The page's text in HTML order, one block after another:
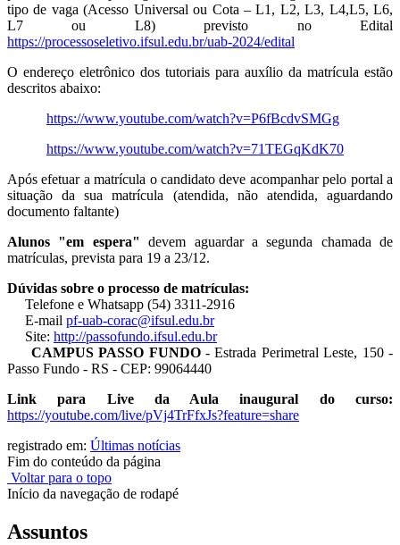
tipo de vaga (Acesso Universal ou Cota – L1, L2, L3, L4,L5, L6,
L7 ou L8) previsto no Edital
https://processoseletivo.ifsul.edu.br/uab-2024/edital
O endereço eletrônico dos tutoriais para auxílio da matrícula estão
descritos abaixo:
https://www.youtube.com/watch?v=P6fBcdvSMGg
https://www.youtube.com/watch?v=71TEGqKdK70
Após efetuar a matrícula o candidato deve acompanhar pelo portal a
situação da sua matrícula (atendida, não atendida, aguardando
documento faltante)
Alunos "em espera"
devem aguardar a segunda chamada de
matrículas, prevista para 19 a 23/12.
Dúvidas sobre o processo de matrículas:
Telefone e Whatsapp (54) 3311-2916
E-mail pf-uab-corac@ifsul.edu.br
Site: http://passofundo.ifsul.edu.br
CAMPUS PASSO FUNDO- Estrada Perimetral Leste, 150 -
Passo Fundo - RS - CEP: 99064440
Link para Live da Aula inaugural do curso:
https://youtube.com/live/pVj4TrFfxJs?feature=share
registrado em: Últimas notícias
Fim do conteúdo da página
Voltar para o topo
Início da navegação de rodapé
Assuntos